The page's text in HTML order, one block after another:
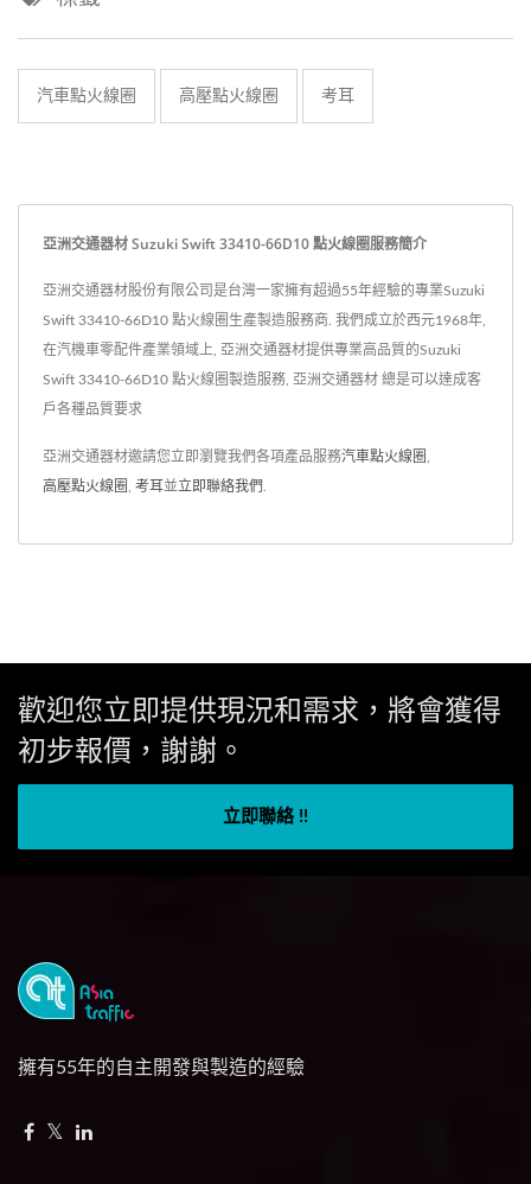
汽車點火線圈 高壓點火線圈 考耳
亞洲交通器材 Suzuki Swift 33410-66D10 點火線圈服務簡介
亞洲交通器材股份有限公司是台灣一家擁有超過55年經驗的專業Suzuki
Swift 33410-66D10 點火線圈生產製造服務商. 我們成立於西元1968年,
在汽機車零配件產業領域上, 亞洲交通器材提供專業高品質的Suzuki
Swift 33410-66D10 點火線圈製造服務, 亞洲交通器材 總是可以達成客
戶各種品質要求
亞洲交通器材邀請您立即瀏覽我們各項產品服務汽車點火線圈
高壓點火線圈 考耳並立即聯絡我們
歡迎您立即提供現況和需求，將會獲得
初步報價，謝謝。
立即聯絡 !!
擁有55年的自主開發與製造的經驗